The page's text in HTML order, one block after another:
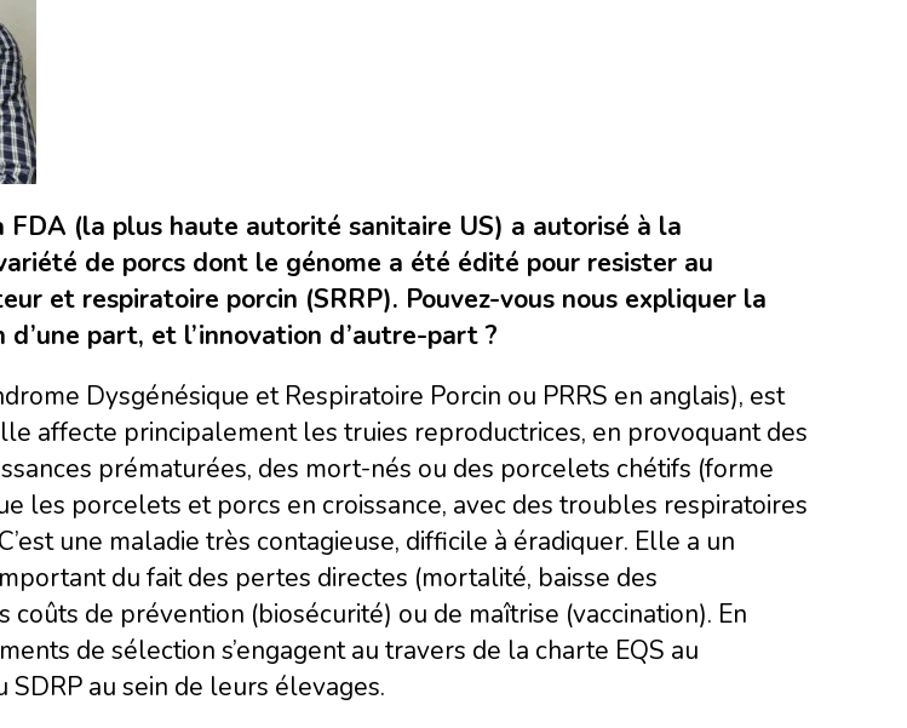
FDA (la plus haute autorité sanitaire US) a autorisé à la
de porcs dont le génome a été édité pour resister au
et respiratoire porcin (SRRP). Pouvez-vous nous expliquer la
part, et l’innovation d’autre-part ?
Dysgénésique et Respiratoire Porcin ou PRRS en anglais), est
affecte principalement les truies reproductrices, en provoquant des
prématurées, des mort-nés ou des porcelets chétifs (forme
les porcelets et porcs en croissance, avec des troubles respiratoires
une maladie très contagieuse, difficile à éradiquer. Elle a un
du fait des pertes directes (mortalité, baisse des
coûts de prévention (biosécurité) ou de maîtrise (vaccination). En
de sélection s’engagent au travers de la charte EQS au
au sein de leurs élevages.